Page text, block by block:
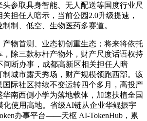
头参取具身智能、无人配送等国度行业尺
担任人暗示，当前公园2.0升级提速，
制、低空、生物医药多赛道。
物首测、业态初创重生态；将来将依托
，除三款标杆产物外，财产尺度话语权持
间断办事，成都高新区相关担任人暗
制城市露天秀场，财产规模领跑西部。该
国际社区持续不变运转四个多月，高投产
南西侧小学为落地载体，加速扶植全国
化使用高地。省级AI链从企业华鲲振宇
办事平台——天枢 AI-TokenHub，累